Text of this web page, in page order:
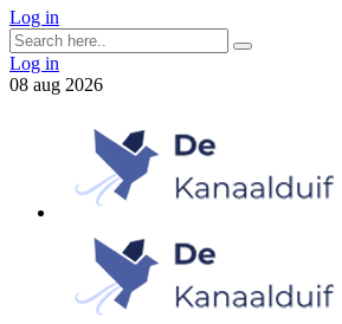
Log in
Log in
08 aug 2026